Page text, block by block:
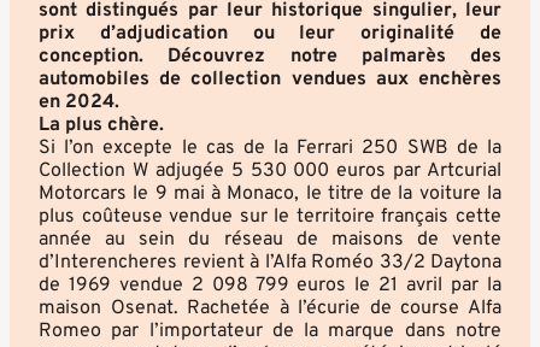
sont distingués par leur historique singulier, leur
prix d’adjudication ou leur originalité de
conception. Découvrez notre palmarès des
automobiles de collection vendues aux enchères
en 2024.
La plus chère.
Si l’on excepte le cas de la Ferrari 250 SWB de la
Collection W adjugée 5 530 000 euros par Artcurial
Motorcars le 9 mai à Monaco, le titre de la voiture la
plus coûteuse vendue sur le territoire français cette
année au sein du réseau de maisons de vente
d’Interencheres revient à l’Alfa Roméo 33/2 Daytona
de 1969 vendue 2 098 799 euros le 21 avril par la
maison Osenat. Rachetée à l’écurie de course Alfa
Romeo par l’importateur de la marque dans notre